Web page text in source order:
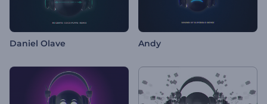
Daniel Olave Andy